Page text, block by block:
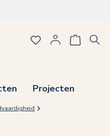
Projecten
Je hebt 0 items